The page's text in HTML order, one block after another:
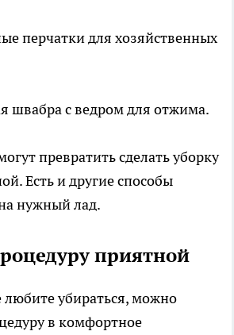
перчатки для хозяйственных
швабра с ведром для отжима.
превратить сделать уборку
Есть и другие способы
нужный лад.
приятной
убираться, можно
в комфортное